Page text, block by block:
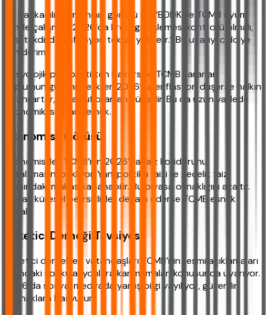
Bir bankacılık uzmanının görüşü şu: “BDDK ve TCMB uyum
içinde çalışmalı. 2026’da kredi genişlemesi kontrollü olmalı,
aksi takdirde enflasyon tekrar yükselir.” Bu uyarıyı ciddiye
alın derim.
Sosyolojik perspektiften bakarsak: TCMB kararları
toplumun güvenini etkiler. 2026’da enflasyon düşerse halkın
refahı artar, tasarruf oranları yükselir. Bu da uzun vadede
ekonomik istikrar demek.
Ekonomist Görüşü
Ekonomistler TCMB’nin 2026’da faiz koridorunu
daraltmasını bekliyor. Yani politika faizi ile gecelik faiz
arasındaki makas kapanabilir. Bu piyasa oynaklığını azaltır.
Ancak küresel belirsizlikler devam ederse TCMB esnek
olmalı.
Tüketici Derneği Tavsiyesi
Tüketici dernekleri vatandaşları TCMB’nin resmi açıklamaları
dışındaki spekülasyonlara kanmamaları konusunda uyarıyor.
2026’da sosyal medyada yanlış bilgi yayılıyor, güvenilir
kaynaklara başvurun.